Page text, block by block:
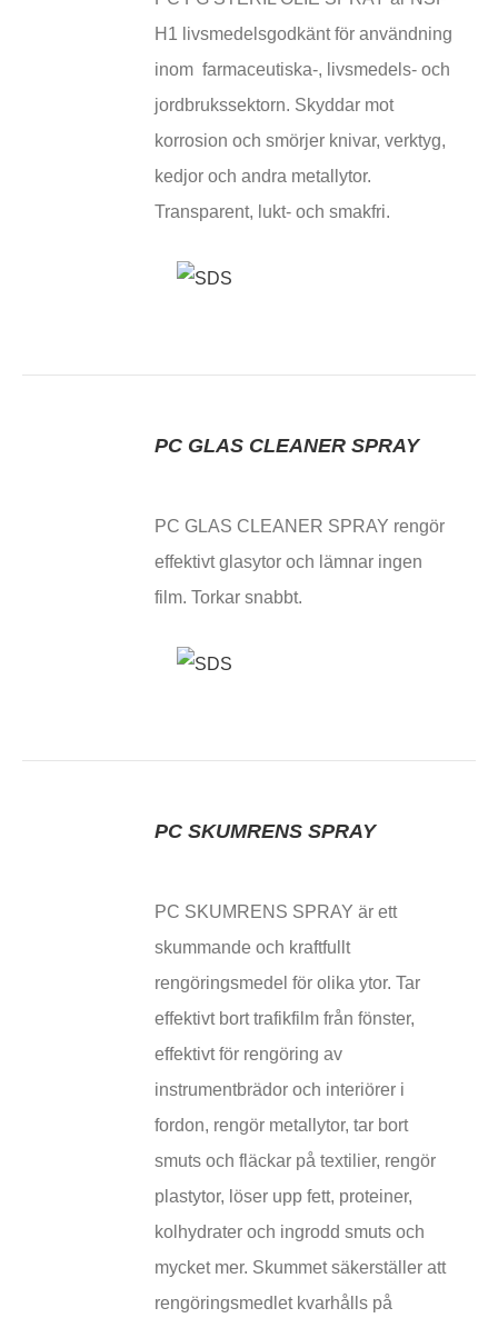
H1 livsmedelsgodkänt för användning
inom farmaceutiska-, livsmedels- och
jordbrukssektorn. Skyddar mot
korrosion och smörjer knivar, verktyg,
kedjor och andra metallytor.
Transparent, lukt- och smakfri.
PC GLAS CLEANER SPRAY
PC GLAS CLEANER SPRAY rengör
effektivt glasytor och lämnar ingen
film. Torkar snabbt.
PC SKUMRENS SPRAY
PC SKUMRENS SPRAY är ett
skummande och kraftfullt
rengöringsmedel för olika ytor. Tar
effektivt bort trafikfilm från fönster,
effektivt för rengöring av
instrumentbrädor och interiörer i
fordon, rengör metallytor, tar bort
smuts och fläckar på textilier, rengör
plastytor, löser upp fett, proteiner,
kolhydrater och ingrodd smuts och
mycket mer. Skummet säkerställer att
rengöringsmedlet kvarhålls på